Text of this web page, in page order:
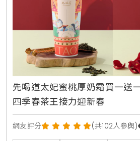
先喝道太妃蜜桃厚奶霜買一送
四季春茶王接力迎新春
網友評分 (共102人參與)